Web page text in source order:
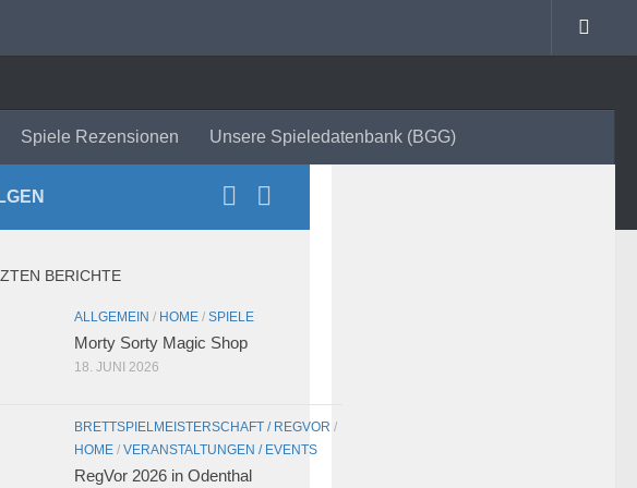
Spiele Rezensionen Unsere Spieledatenbank (BGG)
BERICHTE
ALLGEMEIN / HOME / SPIELE
Morty Sorty Magic Shop
18. JUNI 2026
BRETTSPIELMEISTERSCHAFT / REGVOR /
HOME / VERANSTALTUNGEN / EVENTS
RegVor 2026 in Odenthal